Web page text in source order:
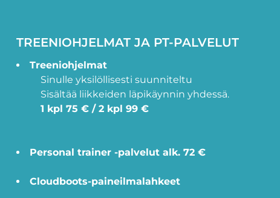
TREENIOHJELMAT JA PT-PALVELUT
Treeniohjelmat
Sinulle yksilöllisesti suunniteltu
Sisältää liikkeiden läpikäynnin yhdessä.
1 kpl 75 € / 2 kpl 99 €
Personal trainer -palvelut alk. 72 €
Cloudboots-paineilmalahkeet